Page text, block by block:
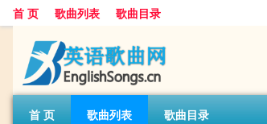
首 页 歌曲列表 歌曲目录
首 页 歌曲列表 歌曲目录